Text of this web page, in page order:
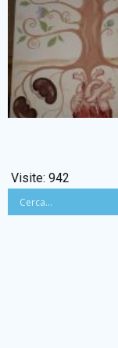
Visite: 942